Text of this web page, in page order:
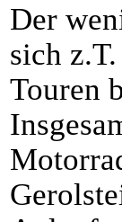
Der
sich
Touren